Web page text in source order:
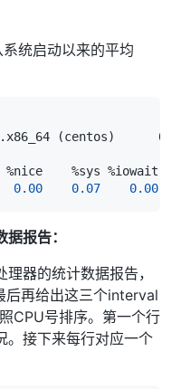
统启动以来的平均
(centos)
0.00 0.07 0.00
报告：
器的统计数据报告，
再给出这三个interval
CPU号排序。第一个行
。接下来每行对应一个